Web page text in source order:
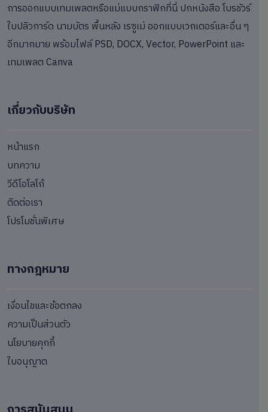
การออกแบบเทมเพลตหรือแม่แบบกราฟิกที่นี่ ปกหนังสือ โบรชัวร์
ใบปลิวการ์ด นามบัตร พื้นหลัง เรซูเม่ ออกแบบเวกเตอร์และอื่น ๆ
อีกมากมาย พร้อมไฟล์ PSD, DOCX, Vector, PowerPoint และ
เทมเพลต Canva
เกี่ยวกับบริษัท
หน้าแรก
บทความ
วีดีโอโลโก้
ติดต่อเรา
โปรโมชั่นพิเศษ
ทางกฎหมาย
เงื่อนไขและข้อตกลง
ความเป็นส่วนตัว
นโยบายคุกกี้
ใบอนุญาต